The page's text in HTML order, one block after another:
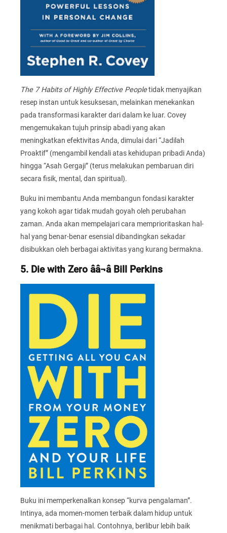
The 7 Habits of Highly Effective Peopletidak menyajikan
resep instan untuk kesuksesan, melainkan menekankan
pada transformasi karakter dari dalam ke luar. Covey
mengemukakan tujuh prinsip abadi yang akan
meningkatkan efektivitas Anda, dimulai dari “Jadilah
Proaktif” (mengambil kendali atas kehidupan pribadi Anda)
hingga “Asah Gergaji” (terus melakukan pembaruan diri
secara fisik, mental, dan spiritual).
Buku ini membantu Anda membangun fondasi karakter
yang kokoh agar tidak mudah goyah oleh perubahan
zaman. Anda akan mempelajari cara memprioritaskan hal-
hal yang benar-benar esensial dibandingkan sekadar
disibukkan oleh berbagai aktivitas yang kurang bermakna.
5. Die with Zero ââ¬â Bill Perkins
Buku ini memperkenalkan konsep “kurva pengalaman”.
Intinya, ada momen-momen terbaik dalam hidup untuk
menikmati berbagai hal. Contohnya, berlibur lebih baik